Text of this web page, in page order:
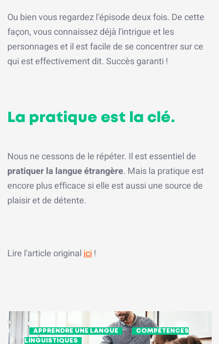
Ou bien vous regardez l'épisode deux fois. De cette
façon, vous connaissez déjà l'intrigue et les
personnages et il est facile de se concentrer sur ce
qui est effectivement dit. Succès garanti !
La pratique est la clé.
Nous ne cessons de le répéter. Il est essentiel de
pratiquer la langue étrangère. Mais la pratique est
encore plus efficace si elle est aussi une source de
plaisir et de détente.
Lire l'article originalici!
APPRENDRE UNE LANGUE
COMPÉTENCES
LINGUISTIQUES